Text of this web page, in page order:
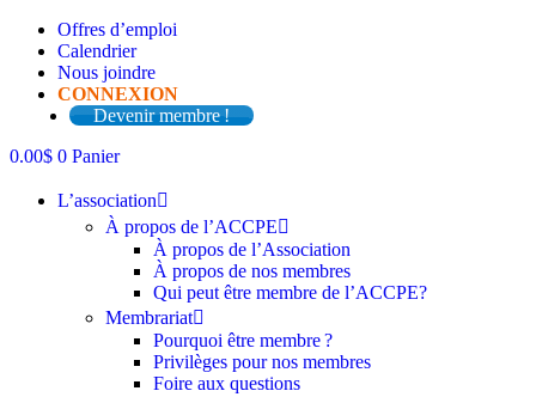
Offres d’emploi
Calendrier
Nous joindre
CONNEXION
Devenir membre !
0.00$ 0 Panier
L’association
À propos de l’ACCPE
À propos de l’Association
À propos de nos membres
Qui peut être membre de l’ACCPE?
Membrariat
Pourquoi être membre ?​
Privilèges pour nos membres​
Foire aux questions